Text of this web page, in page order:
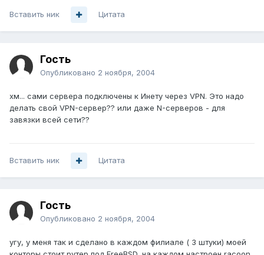
Вставить ник Цитата
Гость
Опубликовано 2 ноября, 2004
хм... сами сервера подключены к Инету через VPN. Это надо
делать свой VPN-сервер?? или даже N-серверов - для
завязки всей сети??
Вставить ник Цитата
Гость
Опубликовано 2 ноября, 2004
угу, у меня так и сделано в каждом филиале ( 3 штуки) моей